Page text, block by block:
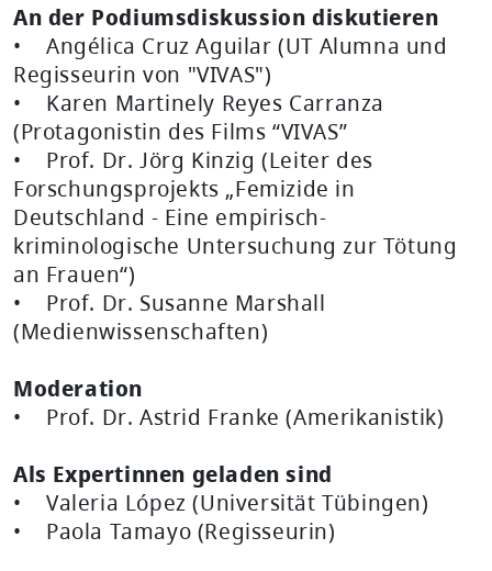
An der Podiumsdiskussion diskutieren
• Angélica Cruz Aguilar (UT Alumna und
Regisseurin von "VIVAS")
• Karen Martinely Reyes Carranza
(Protagonistin des Films “VIVAS”
• Prof. Dr. Jörg Kinzig (Leiter des
Forschungsprojekts „Femizide in
Deutschland - Eine empirisch-
kriminologische Untersuchung zur Tötung
an Frauen“)
• Prof. Dr. Susanne Marshall
(Medienwissenschaften)
Moderation
• Prof. Dr. Astrid Franke (Amerikanistik)
Als Expertinnen geladen sind
• Valeria López (Universität Tübingen)
• Paola Tamayo (Regisseurin)